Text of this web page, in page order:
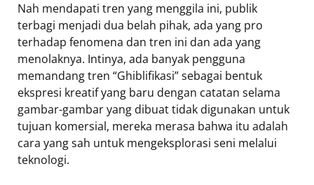
Nah mendapati tren yang menggila ini, publik
terbagi menjadi dua belah pihak, ada yang pro
terhadap fenomena dan tren ini dan ada yang
menolaknya. Intinya, ada banyak pengguna
memandang tren “Ghiblifikasi” sebagai bentuk
ekspresi kreatif yang baru dengan catatan selama
gambar-gambar yang dibuat tidak digunakan untuk
tujuan komersial, mereka merasa bahwa itu adalah
cara yang sah untuk mengeksplorasi seni melalui
teknologi.